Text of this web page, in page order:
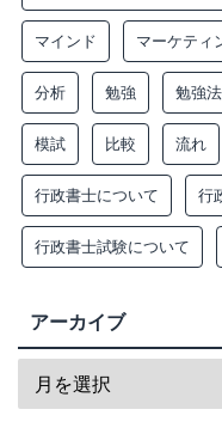
マインド マーケティ
分析 勉強 勉強法
模試 比較 流れ
行政書士について 行
行政書士試験について
アーカイブ